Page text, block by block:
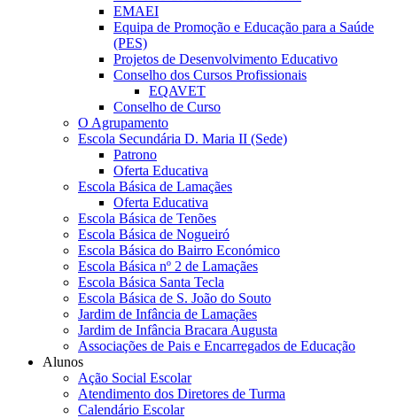
EMAEI
Equipa de Promoção e Educação para a Saúde
(PES)
Projetos de Desenvolvimento Educativo
Conselho dos Cursos Profissionais
EQAVET
Conselho de Curso
O Agrupamento
Escola Secundária D. Maria II (Sede)
Patrono
Oferta Educativa
Escola Básica de Lamaçães
Oferta Educativa
Escola Básica de Tenões
Escola Básica de Nogueiró
Escola Básica do Bairro Económico
Escola Básica nº 2 de Lamaçães
Escola Básica Santa Tecla
Escola Básica de S. João do Souto
Jardim de Infância de Lamaçães
Jardim de Infância Bracara Augusta
Associações de Pais e Encarregados de Educação
Alunos
Ação Social Escolar
Atendimento dos Diretores de Turma
Calendário Escolar